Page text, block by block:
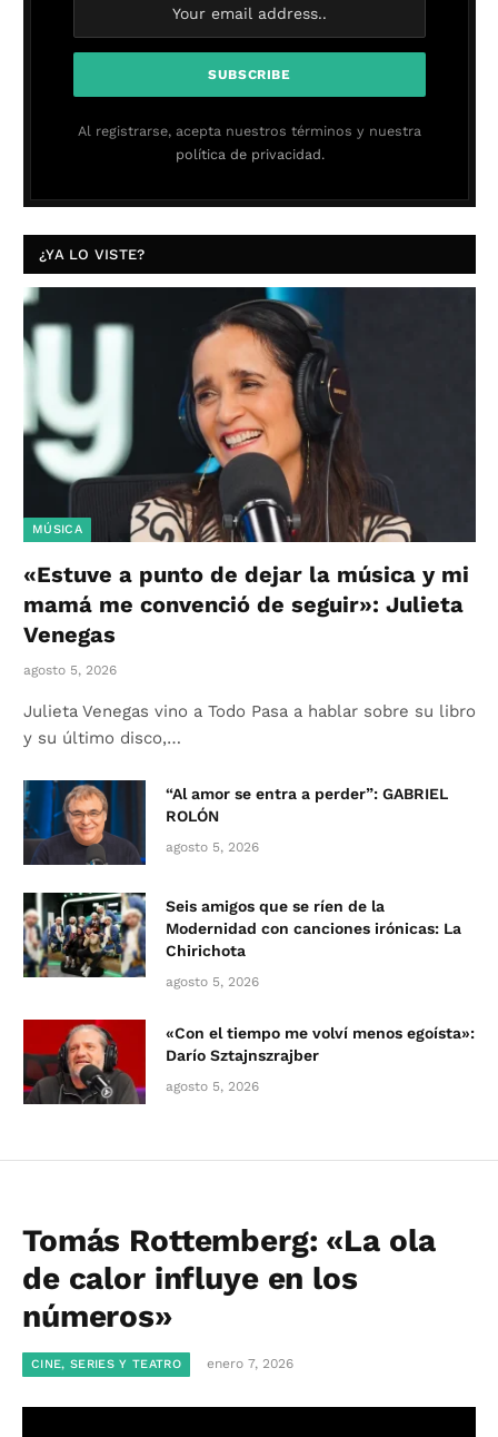
Al registrarse, acepta nuestros términos y nuestra
política de privacidad.
¿YA LO VISTE?
MÚSICA
«Estuve a punto de dejar la música y mi
mamá me convenció de seguir»: Julieta
Venegas
agosto 5, 2026
Julieta Venegas vino a Todo Pasa a hablar sobre su libro
y su último disco,…
“Al amor se entra a perder”: GABRIEL
ROLÓN
agosto 5, 2026
Seis amigos que se ríen de la
Modernidad con canciones irónicas: La
Chirichota
agosto 5, 2026
«Con el tiempo me volví menos egoísta»:
Darío Sztajnszrajber
agosto 5, 2026
Tomás Rottemberg: «La ola
de calor influye en los
números»
CINE, SERIES Y TEATRO enero 7, 2026